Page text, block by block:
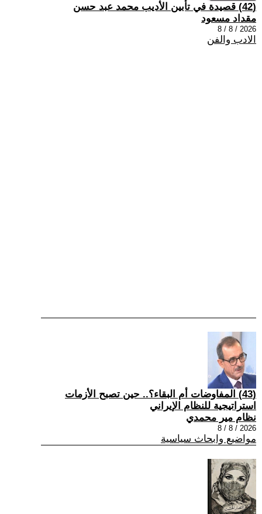
(42) قصيدة في تأبين الأديب محمد عبد حسن
مقداد مسعود
2026 / 8 / 8
الادب والفن
(43) المفاوضات أم البقاء؟.. حين تصبح الأزمات
استراتيجية للنظام الإيراني
نظام مير محمدي
2026 / 8 / 8
مواضيع وابحاث سياسية